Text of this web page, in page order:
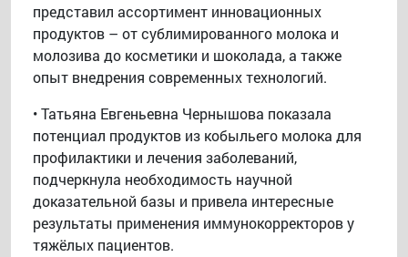
представил ассортимент инновационных
продуктов – от сублимированного молока и
молозива до косметики и шоколада, а также
опыт внедрения современных технологий.
• Татьяна Евгеньевна Чернышова показала
потенциал продуктов из кобыльего молока для
профилактики и лечения заболеваний,
подчеркнула необходимость научной
доказательной базы и привела интересные
результаты применения иммунокорректоров у
тяжёлых пациентов.